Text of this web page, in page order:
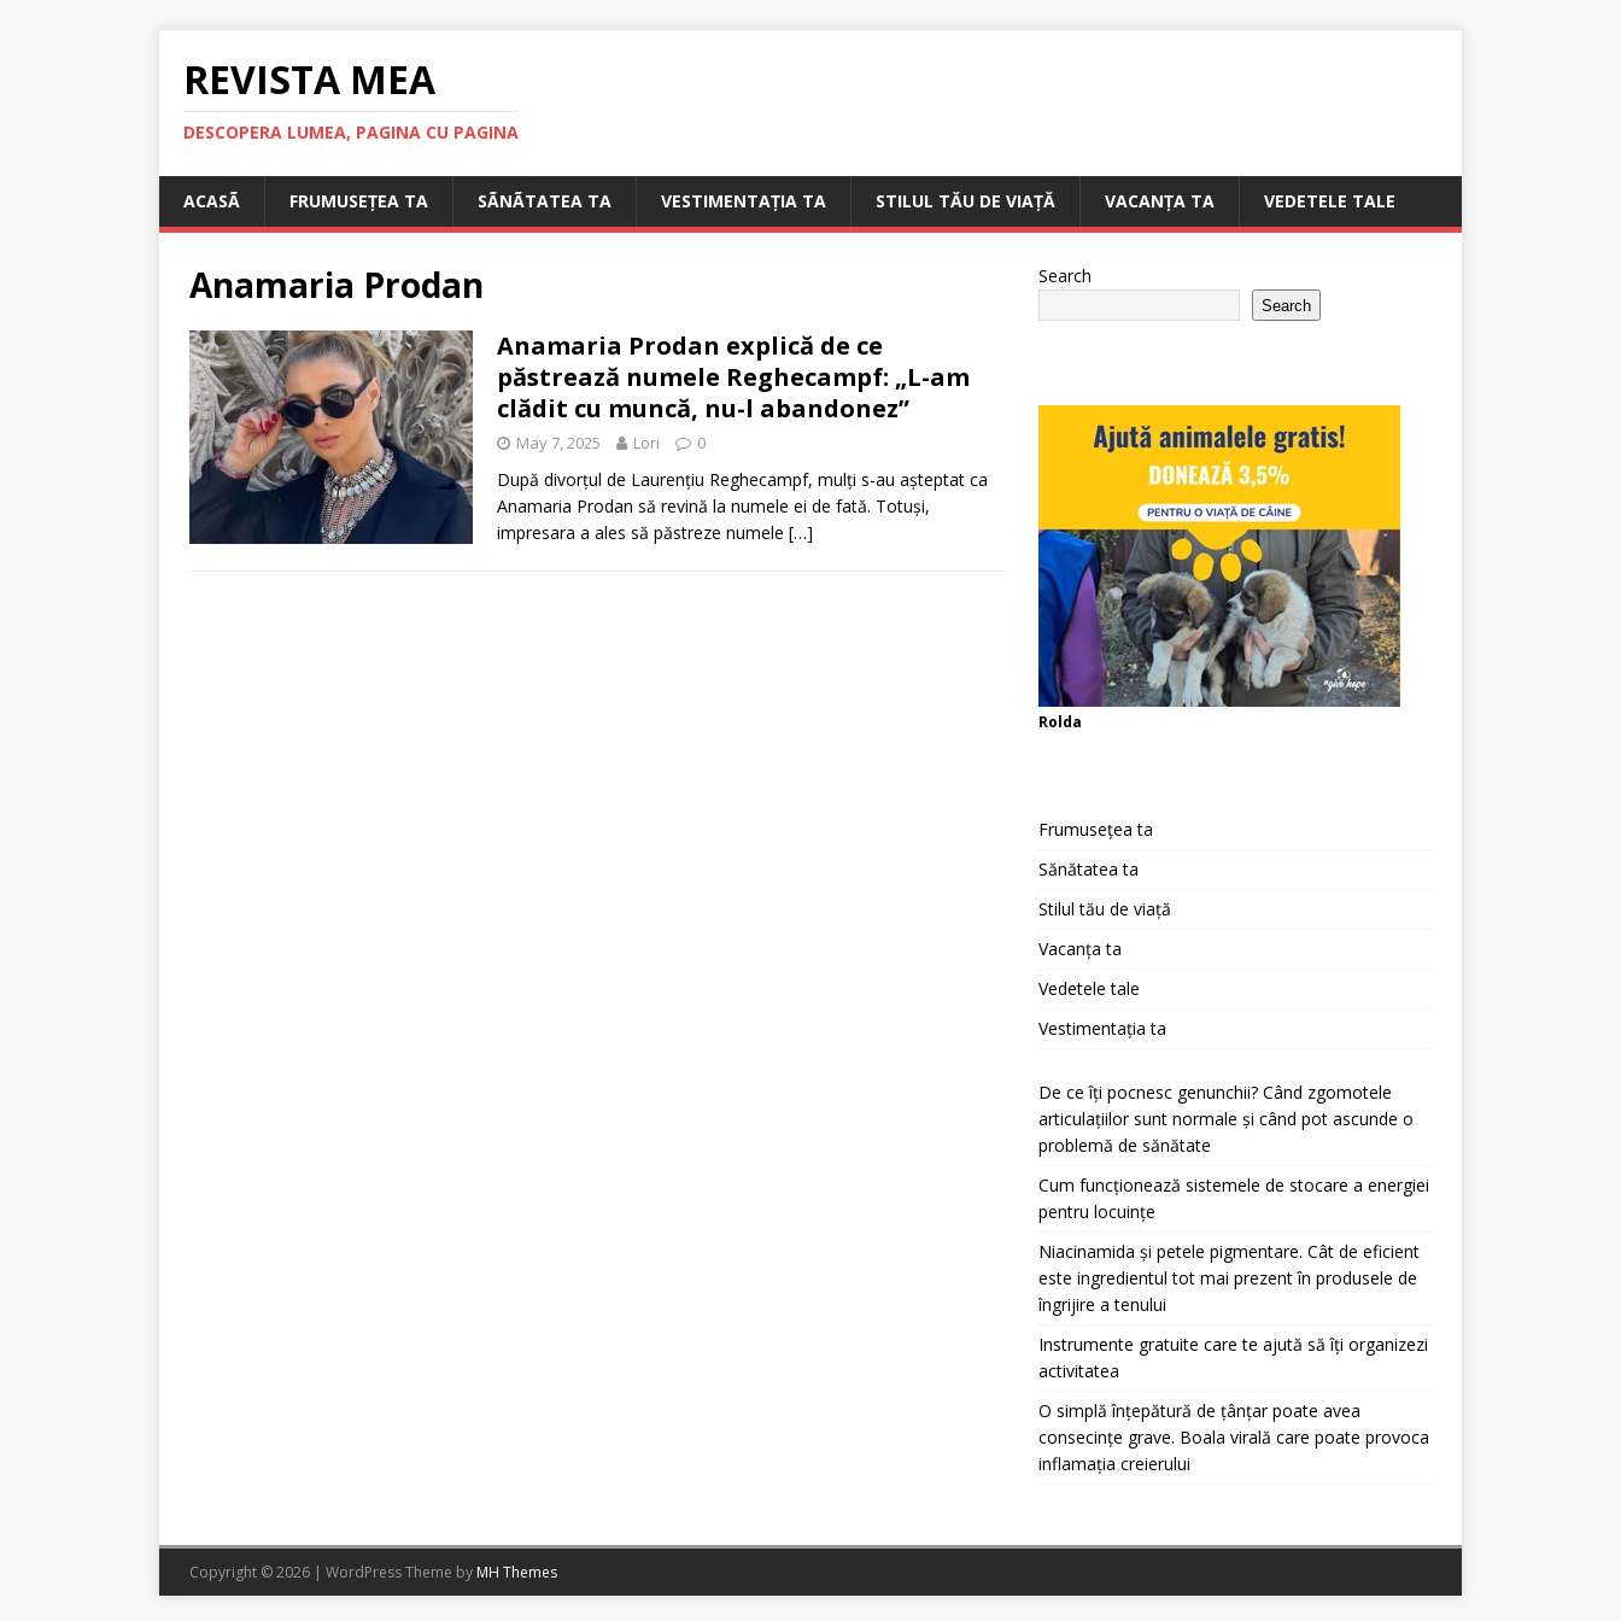
REVISTA MEA
DESCOPERA LUMEA, PAGINA CU PAGINA
ACASÃ FRUMUSEȚEA TA SÃNÃTATEA TA VESTIMENTAȚIA TA STILUL TĂU DE VIAȚĂ VACANȚA TA VEDETELE TALE
Anamaria Prodan
Anamaria Prodan explică de ce
păstrează numele Reghecampf: „L-am
clădit cu muncă, nu-l abandonez”
May 7, 2025 Lori 0
După divorțul de Laurențiu Reghecampf, mulți s-au așteptat ca
Anamaria Prodan să revină la numele ei de fată. Totuși,
impresara a ales să păstreze numele […]
Search
Search
Rolda
Frumusețea ta
Sănătatea ta
Stilul tău de viață
Vacanța ta
Vedetele tale
Vestimentația ta
De ce îți pocnesc genunchii? Când zgomotele
articulațiilor sunt normale și când pot ascunde o
problemă de sănătate
Cum funcționează sistemele de stocare a energiei
pentru locuințe
Niacinamida și petele pigmentare. Cât de eficient
este ingredientul tot mai prezent în produsele de
îngrijire a tenului
Instrumente gratuite care te ajută să îți organizezi
activitatea
O simplă înțepătură de țânțar poate avea
consecințe grave. Boala virală care poate provoca
inflamația creierului
Copyright © 2026 | WordPress Theme by MH Themes